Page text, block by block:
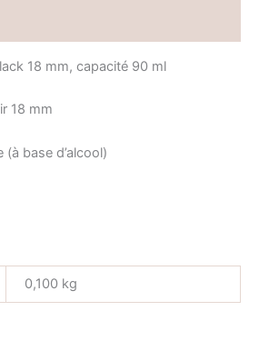
18 mm, capacité 90 ml
18 mm
base d’alcool)
0,100 kg